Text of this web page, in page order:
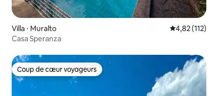
Villa ⋅ Muralto Évaluation
4,82 (112)
Casa Speranza
Coup de cœur voyageurs
Coup de cœur voyageurs